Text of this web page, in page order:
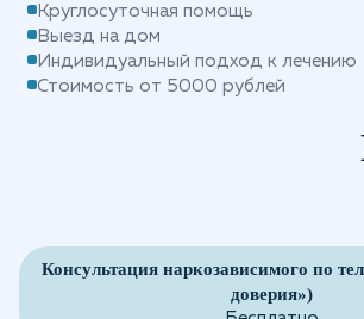
Круглосуточная помощь
Выезд на дом
Индивидуальный подход к лечению
Стоимость от 5000 рублей
Консультация наркозависимого по
доверия»)